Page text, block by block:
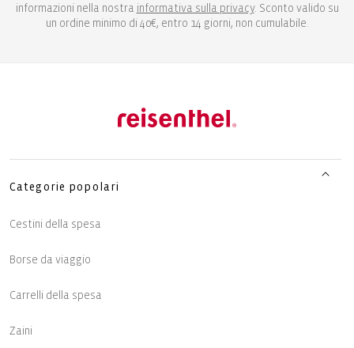
informazioni nella nostra informativa sulla privacy. Sconto valido su
un ordine minimo di 40€, entro 14 giorni, non cumulabile.
Categorie popolari
Cestini della spesa
Borse da viaggio
Carrelli della spesa
Zaini